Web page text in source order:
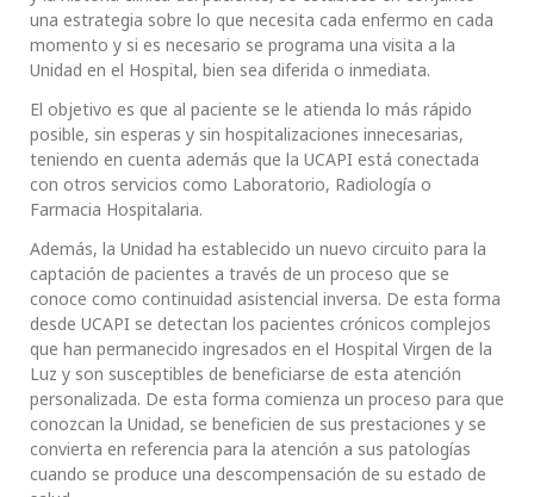
una estrategia sobre lo que necesita cada enfermo en cada
momento y si es necesario se programa una visita a la
Unidad en el Hospital, bien sea diferida o inmediata.
El objetivo es que al paciente se le atienda lo más rápido
posible, sin esperas y sin hospitalizaciones innecesarias,
teniendo en cuenta además que la UCAPI está conectada
con otros servicios como Laboratorio, Radiología o
Farmacia Hospitalaria.
Además, la Unidad ha establecido un nuevo circuito para la
captación de pacientes a través de un proceso que se
conoce como continuidad asistencial inversa. De esta forma
desde UCAPI se detectan los pacientes crónicos complejos
que han permanecido ingresados en el Hospital Virgen de la
Luz y son susceptibles de beneficiarse de esta atención
personalizada. De esta forma comienza un proceso para que
conozcan la Unidad, se beneficien de sus prestaciones y se
convierta en referencia para la atención a sus patologías
cuando se produce una descompensación de su estado de